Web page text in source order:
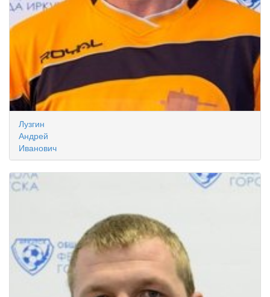
Лузгин
Андрей
Иванович